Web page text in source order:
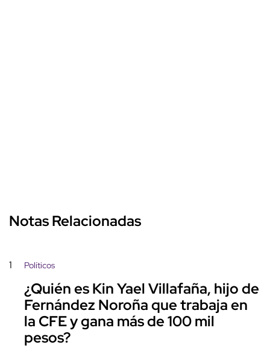
Notas Relacionadas
1 Políticos
¿Quién es Kin Yael Villafaña, hijo de
Fernández Noroña que trabaja en
la CFE y gana más de 100 mil
pesos?